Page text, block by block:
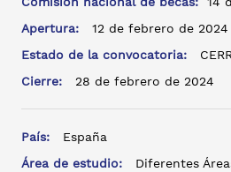
Apertura:
12 de febrero de 2024
Estado de la convocatoria:
Cierre:
28 de febrero de 2024
País:
España
Área de estudio:
Diferentes